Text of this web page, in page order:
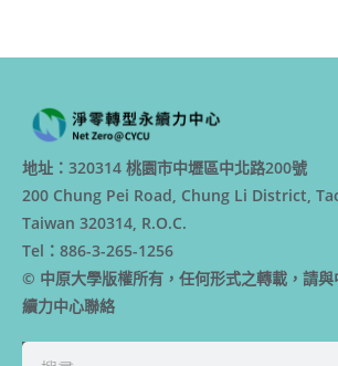
地址：320314 桃園市中壢區中北路200號
200 Chung Pei Road, Chung Li District,
Taiwan 320314, R.O.C.
Tel：886-3-265-1256
© 中原大學版權所有，任何形式之轉載，請
續力中心聯絡